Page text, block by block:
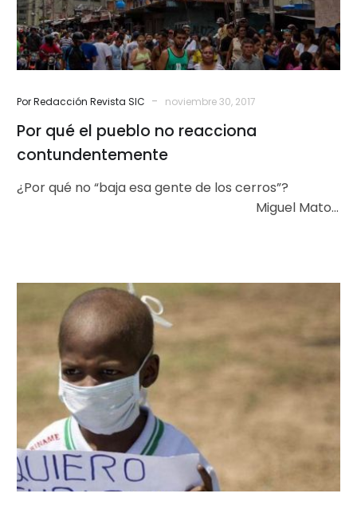
Por Redacción Revista SIC - noviembre 30, 2017
Por qué el pueblo no reacciona
contundentemente
¿Por qué no “baja esa gente de los cerros”?
Miguel Matos
infancia
el